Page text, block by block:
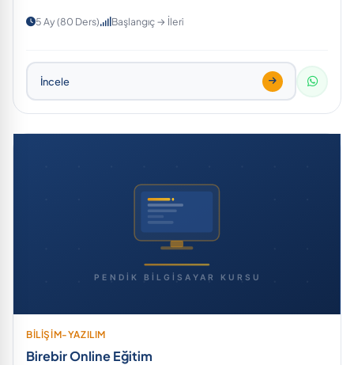
5 Ay (80 Ders) Başlangıç → İleri
İncele
BİLİŞİM-YAZILIM
Birebir Online Eğitim